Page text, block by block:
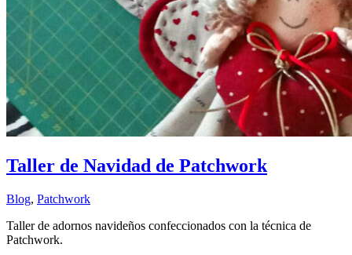
Taller de Navidad de Patchwork
Blog, Patchwork
Taller de adornos navideños confeccionados con la técnica de
Patchwork.